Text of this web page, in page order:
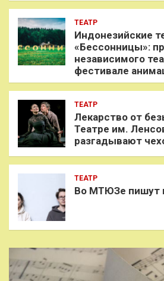
ТЕАТР
Индонезийские
«Бессонницы»:
независимого
фестивале
ТЕАТР
Лекарство от
Театре им.
разгадывают
ТЕАТР
Во МТЮЗе пишут